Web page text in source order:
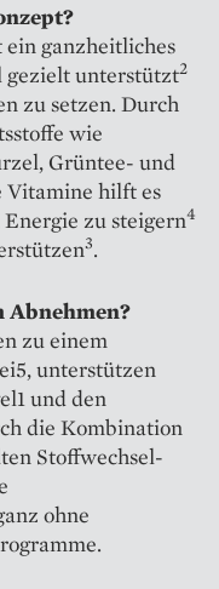
ein ganzheitliches
gezielt unterstützt2
zu setzen. Durch
wie
Grüntee- und
Vitamine hilft es
Energie zu steigern4
3.
Abnehmen?
zu einem
unterstützen
und den
die Kombination
Stoffwechsel-
ohne